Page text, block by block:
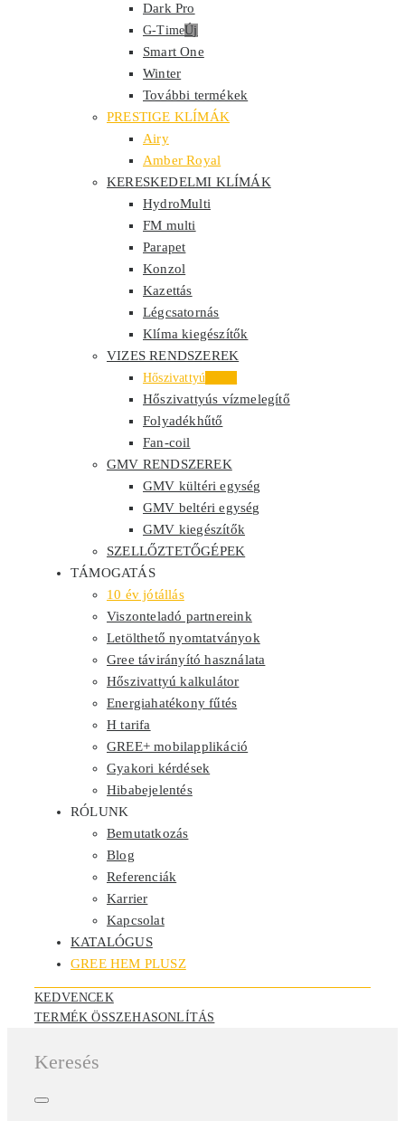
Dark Pro
G-TimeÚj
Smart One
Winter
További termékek
PRESTIGE KLÍMÁK
Airy
Amber Royal
KERESKEDELMI KLÍMÁK
HydroMulti
FM multi
Parapet
Konzol
Kazettás
Légcsatornás
Klíma kiegészítők
VIZES RENDSZEREK
Hőszivattyú
Hőszivattyús vízmelegítő
Folyadékhűtő
Fan-coil
GMV RENDSZEREK
GMV kültéri egység
GMV beltéri egység
GMV kiegészítők
SZELLŐZTETŐGÉPEK
TÁMOGATÁS
10 év jótállás
Viszonteladó partnereink
Letölthető nyomtatványok
Gree távirányító használata
Hőszivattyú kalkulátor
Energiahatékony fűtés
H tarifa
GREE+ mobilapplikáció
Gyakori kérdések
Hibabejelentés
RÓLUNK
Bemutatkozás
Blog
Referenciák
Karrier
Kapcsolat
KATALÓGUS
GREE HEM PLUSZ
KEDVENCEK
TERMÉK ÖSSZEHASONLÍTÁS
Keresés